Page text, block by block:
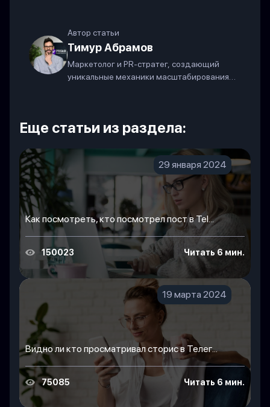
Автор статьи
Тимур Абрамов
Маркетолог и PR-стратег, создающий
уникальные механики масштабирования
Еще статьи из раздела:
29 января 2024
Как посмотреть, кто посмотрел пост в Tel...
150023 Читать 6 мин.
19 марта 2024
Видно ли кто просматривал сторис в Телег...
75085 Читать 6 мин.